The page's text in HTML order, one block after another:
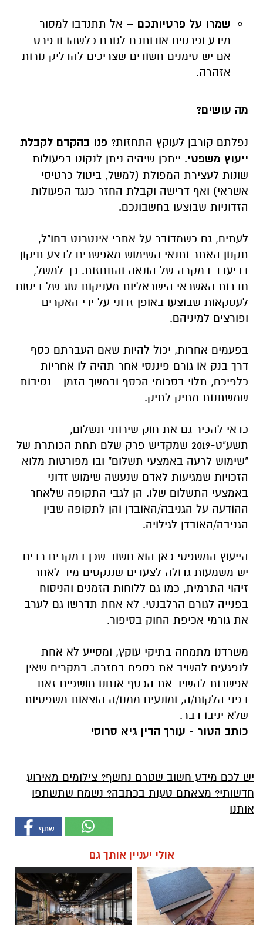
שמרו על פרטיותכם – אל תתנדבו למסור
מידע ופרטים אודותכם לגורם כלשהו ובפרט
אם יש סימנים חשודים שצריכים להדליק נורות
אזהרה.
מה עושים?
נפלתם קורבן לעוקץ התחזות? פנו בהקדם לקבלת
ייעוץ משפטי. ייתכן שיהיה ניתן לנקוט בפעולות
שונות לעצירת המפולת (למשל, ביטול כרטיסי
אשראי) ואף דרישה וקבלת החזר כנגד הפעולות
הזדוניות שבוצעו בחשבונכם.
לעתים, גם כשמדובר על אתרי אינטרנט בחו"ל,
תקנון האתר ותנאי השימוש מאפשרים לבצע תיקון
בדיעבד במקרה של הונאה והתחזות. כך למשל,
חברות האשראי הישראליות מעניקות סוג של ביטוח
לעסקאות שבוצעו באופן זדוני על ידי האקרים
ופורצים למיניהם.
בפעמים אחרות, יכול להיות שאם העברתם כסף
דרך בנק או גורם פיננסי אחר תהיה לו אחריות
כלפיכם, תלוי בסכומי הכסף ובמשך הזמן - נסיבות
שמשתנות מתיק לתיק.
כדאי להכיר גם את חוק שירותי תשלום,
תשע"ט-2019 שמקדיש פרק שלם תחת הכותרת של
"שימוש לרעה באמצעי תשלום" ובו מפורטות מלוא
הזכויות שמגיעות לאדם שנעשה שימוש זדוני
באמצעי התשלום שלו. הן לגבי התקופה שלאחר
ההודעה על הגניבה/האובדן והן לתקופה שבין
הגניבה/האובדן לגילויה.
הייעוץ המשפטי כאן הוא חשוב שכן במקרים רבים
יש משמעות גדולה לצעדים שננקטים מיד לאחר
זיהוי התרמית, כמו גם ללוחות הזמנים והניסוח
בפנייה לגורם הרלבנטי. לא אחת תדרשו גם לערב
את גורמי אכיפת החוק בסיפור.
משרדנו מתמחה בתיקי עוקץ, ומסייע לא אחת
לנפגעים להשיב את כספם בחזרה. במקרים שאין
אפשרות להשיב את הכסף אנחנו חושפים זאת
בפני הלקוח/ה, ומונעים ממנו/ה הוצאות משפטיות
שלא יניבו דבר.
כותב הטור - עורך הדין גיא סרוסי
יש לכם מידע חשוב שטרם נחשף? צילומים מאירוע
חדשותי? מצאתם טעות בכתבה? נשמח שתשתפו
אותנו
אולי יעניין אותך גם